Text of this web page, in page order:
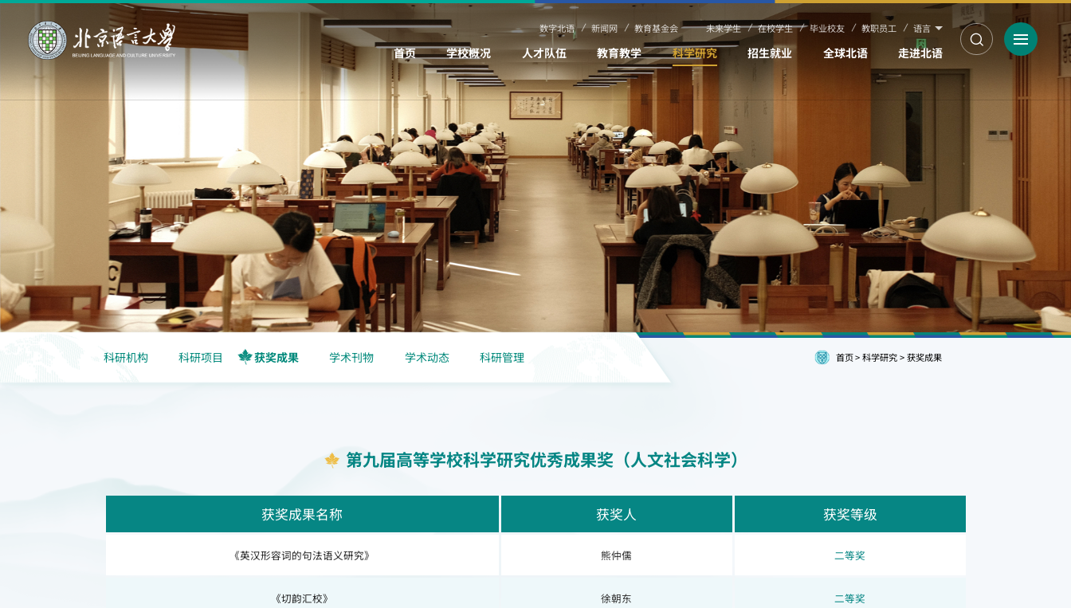
数字北语 新闻网 教育基金会 未来学生 在校学生 毕业校友 教职员工 语言
首页 学校概况 人才队伍 教育教学 科学研究 招生就业 全球北语 走进北语
科研机构 科研项目 获奖成果 学术刊物 学术动态 科研管理 首页>科学研究>获奖成果
第九届高等学校科学研究优秀成果奖（人文社会科学）
获奖成果名称 获奖人 获奖等级
《英汉形容词的句法语义研究》 熊仲儒 二等奖
《切韵汇校》 徐朝东 二等奖